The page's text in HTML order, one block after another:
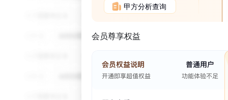
甲方分析查询
会员尊享权益